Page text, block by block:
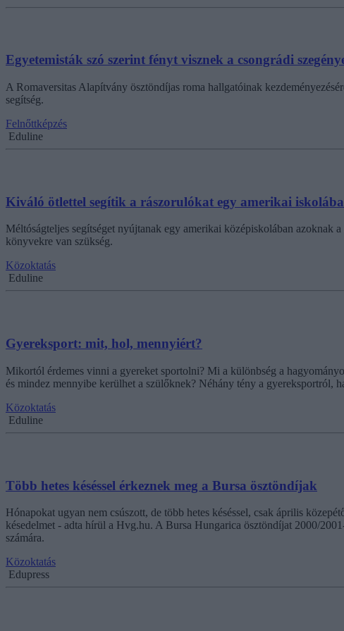
Egyetemisták szó szerint fényt visznek a csongrádi
A Romaversitas Alapítvány ösztöndíjas roma hallgatóinak
segítség.
Felnőttképzés
Eduline
Kiváló ötlettel segítik a rászorulókat egy amerikai
Méltóságteljes segítséget nyújtanak egy amerikai középiskolában
könyvekre van szükség.
Közoktatás
Eduline
Gyereksport: mit, hol, mennyiért?
Mikortól érdemes vinni a gyereket sportolni? Mi a különbség a
és mindez mennyibe kerülhet a szülőknek? Néhány tény a gyereksportról,
Közoktatás
Eduline
Több hetes késéssel érkeznek meg a Bursa ösztöndíjak
Hónapokat ugyan nem csúszott, de több hetes késéssel, csak április
késedelmet - adta hírül a Hvg.hu. A Bursa Hungarica ösztöndíjat 2000/
számára.
Közoktatás
Edupress